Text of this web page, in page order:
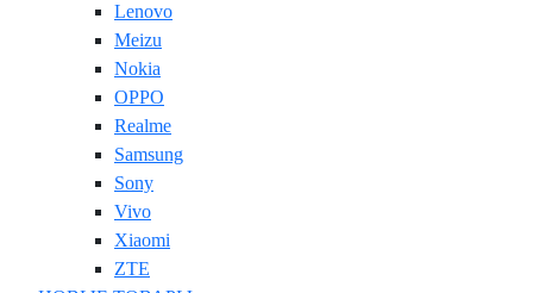
Lenovo
Meizu
Nokia
OPPO
Realme
Samsung
Sony
Vivo
Xiaomi
ZTE